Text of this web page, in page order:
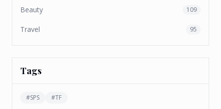
Beauty 109
Travel 95
Tags
#SPS #TF